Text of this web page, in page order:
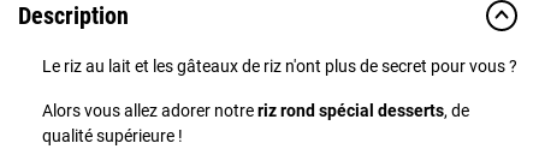
Description
Le riz au lait et les gâteaux de riz n'ont plus de secret pour vous ?
Alors vous allez adorer notreriz rond spécial desserts, de
qualité supérieure !